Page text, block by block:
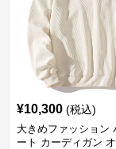
¥10,300 (税込)
大きめファッション
ート カーディガン